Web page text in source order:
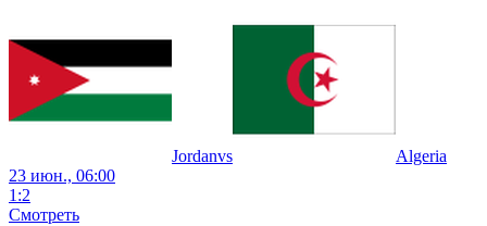
Jordanvs
Algeria
23 июн., 06:00
1:2
Смотреть